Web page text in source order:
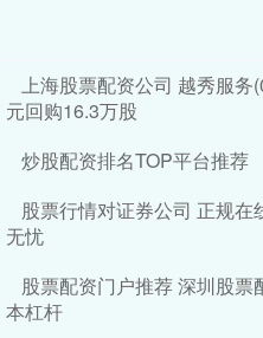
上海股票配资公司 越秀服
元回购16.3万股
炒股配资排名TOP平台推荐
股票行情对证券公司 正规
无忧
股票配资门户推荐 深圳股
本杠杆